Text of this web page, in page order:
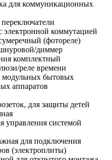
для коммуникационных
электронной коммутацией
(фотореле)
диммер
комплектный
реле времени
модульных бытовых
аппаратов
для защиты детей
управления системой
для подключения
(электроплиты)